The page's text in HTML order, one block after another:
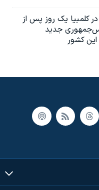
کلمبیا یک روز پس از
جدید
کشور